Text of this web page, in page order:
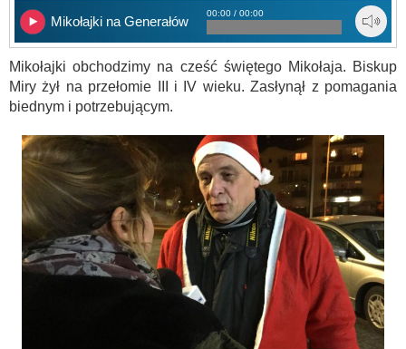
Mikołajki na Generałów
00:00 / 00:00
Mikołajki obchodzimy na cześć świętego Mikołaja. Biskup
Miry żył na przełomie III i IV wieku. Zasłynął z pomagania
biednym i potrzebującym.